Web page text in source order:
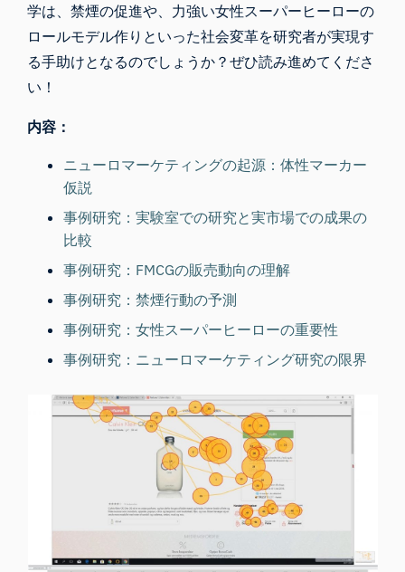
学は、禁煙の促進や、力強い女性スーパーヒーローの
ロールモデル作りといった社会変革を研究者が実現す
る手助けとなるのでしょうか？ぜひ読み進めてくださ
い！
内容：
ニューロマーケティングの起源：体性マーカー
仮説
事例研究：実験室での研究と実市場での成果の
比較
事例研究：FMCGの販売動向の理解
事例研究：禁煙行動の予測
事例研究：女性スーパーヒーローの重要性
事例研究：ニューロマーケティング研究の限界